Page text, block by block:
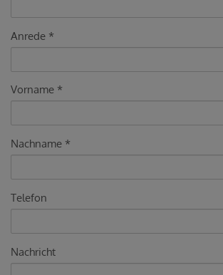
Anrede
Vorname
Nachname
Telefon
Nachricht